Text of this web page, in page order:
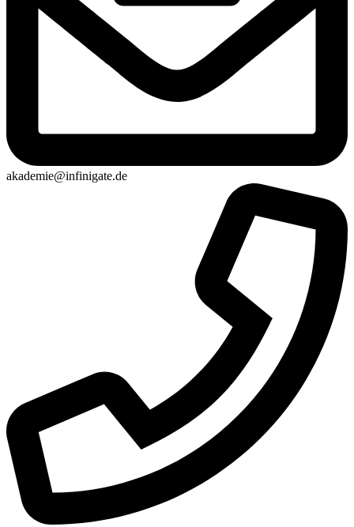
akademie@infinigate.de